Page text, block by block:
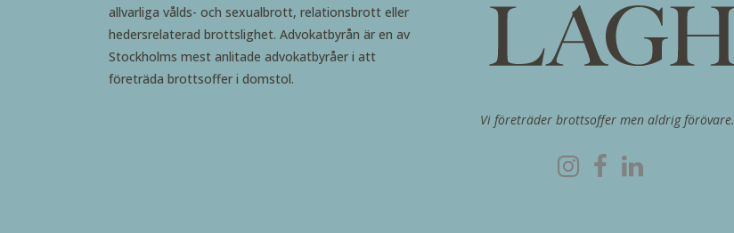
allvarliga vålds- och sexualbrott, relationsbrott eller
hedersrelaterad brottslighet. Advokatbyrån är en av
Stockholms mest anlitade advokatbyråer i att
företräda brottsoffer i domstol.
Vi företräder brottsoffer men aldrig förövare.